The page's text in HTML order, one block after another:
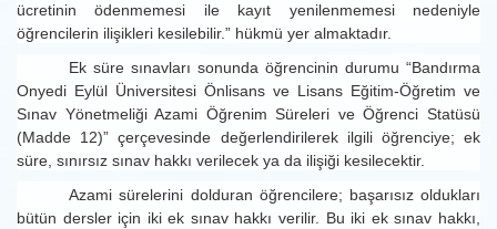
ücretinin ödenmemesi ile kayıt yenilenmemesi nedeniyle
öğrencilerin ilişikleri kesilebilir.” hükmü yer almaktadır.
Ek süre sınavları sonunda öğrencinin durumu “Bandırma
Onyedi Eylül Üniversitesi Önlisans ve Lisans Eğitim-Öğretim ve
Sınav Yönetmeliği Azami Öğrenim Süreleri ve Öğrenci Statüsü
(Madde 12)” çerçevesinde değerlendirilerek ilgili öğrenciye; ek
süre, sınırsız sınav hakkı verilecek ya da ilişiği kesilecektir.
Azami sürelerini dolduran öğrencilere; başarısız oldukları
bütün dersler için iki ek sınav hakkı verilir. Bu iki ek sınav hakkı,